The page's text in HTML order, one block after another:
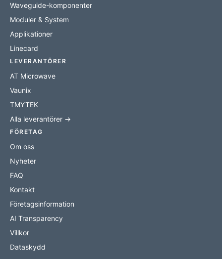
Waveguide-komponenter
Moduler & System
Applikationer
Linecard
LEVERANTÖRER
AT Microwave
Vaunix
TMYTEK
Alla leverantörer →
FÖRETAG
Om oss
Nyheter
FAQ
Kontakt
Företagsinformation
AI Transparency
Villkor
Dataskydd